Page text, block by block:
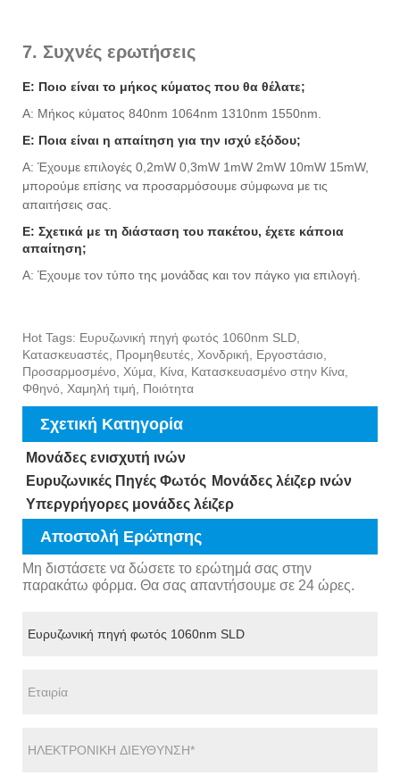
7. Συχνές ερωτήσεις
Ε: Ποιο είναι το μήκος κύματος που θα θέλατε;
Α: Μήκος κύματος 840nm 1064nm 1310nm 1550nm.
Ε: Ποια είναι η απαίτηση για την ισχύ εξόδου;
Α: Έχουμε επιλογές 0,2mW 0,3mW 1mW 2mW 10mW 15mW,
μπορούμε επίσης να προσαρμόσουμε σύμφωνα με τις
απαιτήσεις σας.
Ε: Σχετικά με τη διάσταση του πακέτου, έχετε κάποια
απαίτηση;
Α: Έχουμε τον τύπο της μονάδας και τον πάγκο για επιλογή.
Hot Tags: Ευρυζωνική πηγή φωτός 1060nm SLD,
Κατασκευαστές, Προμηθευτές, Χονδρική, Εργοστάσιο,
Προσαρμοσμένο, Χύμα, Κίνα, Κατασκευασμένο στην Κίνα,
Φθηνό, Χαμηλή τιμή, Ποιότητα
Σχετική Κατηγορία
Μονάδες ενισχυτή ινών
Ευρυζωνικές Πηγές Φωτός Μονάδες λέιζερ ινών
Υπεργρήγορες μονάδες λέιζερ
Αποστολή Ερώτησης
Μη διστάσετε να δώσετε το ερώτημά σας στην
παρακάτω φόρμα. Θα σας απαντήσουμε σε 24 ώρες.